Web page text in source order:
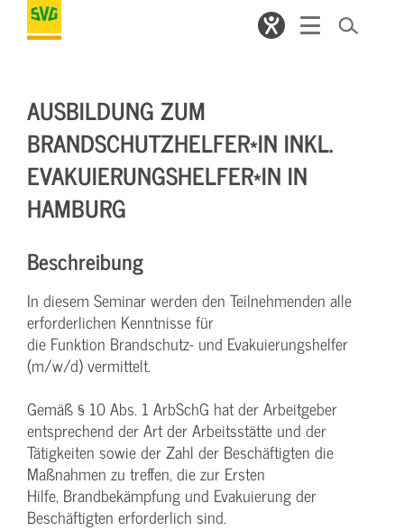
AUSBILDUNG ZUM
BRANDSCHUTZHELFER*IN INKL.
EVAKUIERUNGSHELFER*IN IN
HAMBURG
Beschreibung
In diesem Seminar werden den Teilnehmenden alle
erforderlichen Kenntnisse für
die Funktion Brandschutz- und Evakuierungshelfer
(m/w/d) vermittelt.
Gemäß § 10 Abs. 1 ArbSchG hat der Arbeitgeber
entsprechend der Art der Arbeitsstätte und der
Tätigkeiten sowie der Zahl der Beschäftigten die
Maßnahmen zu treffen, die zur Ersten
Hilfe, Brandbekämpfung und Evakuierung der
Beschäftigten erforderlich sind.